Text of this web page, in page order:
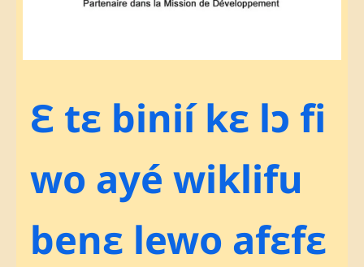
Ɛ tɛ binií kɛ lɔ fi
wo ayé wiklifu
benɛ lewo afɛfɛ